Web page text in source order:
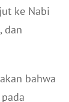
ke Nabi
dan
bahwa